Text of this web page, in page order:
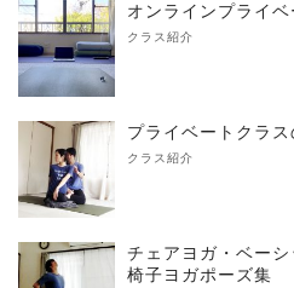
オンラインプライ
クラス紹介
プライベートクラス
クラス紹介
チェアヨガ・ベー
椅子ヨガポーズ集